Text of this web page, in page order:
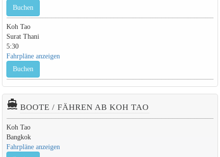
Buchen
Koh Tao
Surat Thani
5:30
Fahrpläne anzeigen
Buchen
directions_boat BOOTE / FÄHREN AB KOH TAO
Koh Tao
Bangkok
Fahrpläne anzeigen